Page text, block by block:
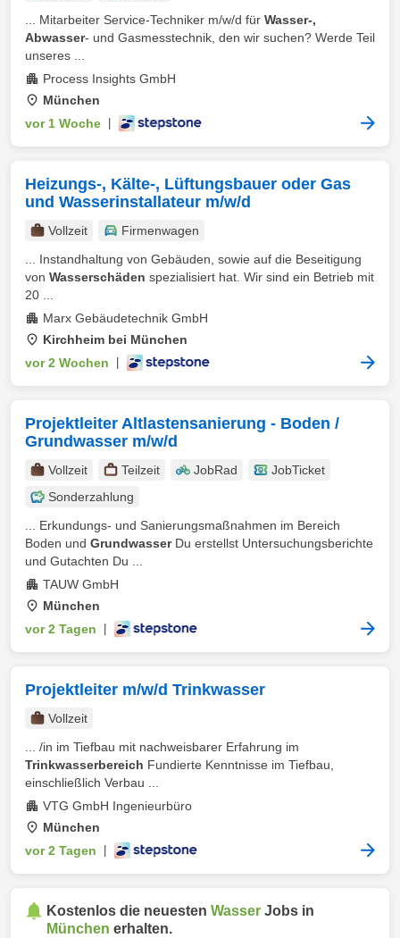
... Mitarbeiter Service-Techniker m/w/d für Wasser-,
Abwasser- und Gasmesstechnik, den wir suchen? Werde Teil
unseres ...
Process Insights GmbH
München
vor 1 Woche
Heizungs-, Kälte-, Lüftungsbauer oder Gas
und Wasserinstallateur m/w/d
Vollzeit
Firmenwagen
... Instandhaltung von Gebäuden, sowie auf die Beseitigung
von Wasserschäden spezialisiert hat. Wir sind ein Betrieb mit
20 ...
Marx Gebäudetechnik GmbH
Kirchheim bei München
vor 2 Wochen
Projektleiter Altlastensanierung - Boden /
Grundwasser m/w/d
Vollzeit Teilzeit JobRad
JobTicket
Sonderzahlung
... Erkundungs- und Sanierungsmaßnahmen im Bereich
Boden und GrundwasserDu erstellst Untersuchungsberichte
und Gutachten Du ...
TAUW GmbH
München
vor 2 Tagen
Projektleiter m/w/d Trinkwasser
Vollzeit
... /in im Tiefbau mit nachweisbarer Erfahrung im
Trinkwasserbereich Fundierte Kenntnisse im Tiefbau,
einschließlich Verbau ...
VTG GmbH Ingenieurbüro
München
vor 2 Tagen
Kostenlos die neuesten Wasser Jobs in
München erhalten.